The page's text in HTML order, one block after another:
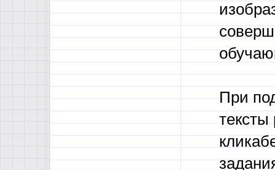
При
тексты